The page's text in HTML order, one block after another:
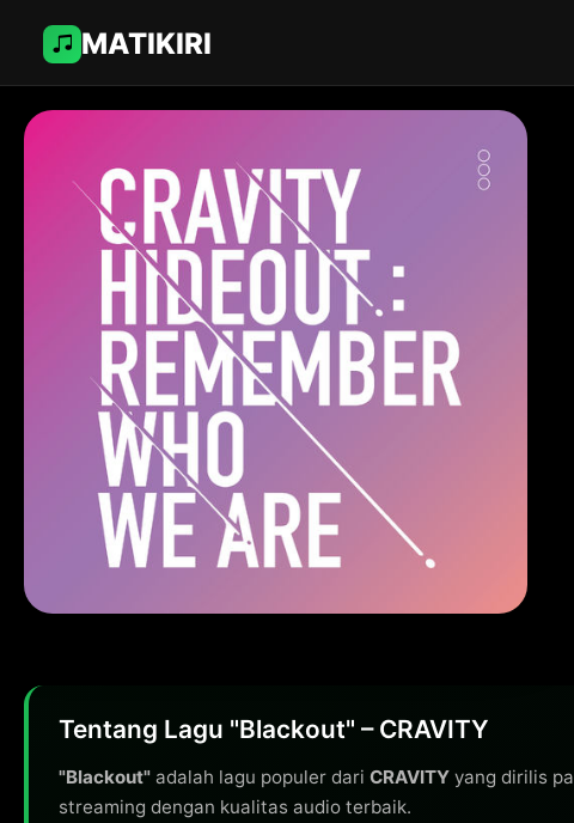
MATIKIRI
Tentang Lagu "Blackout" – CRAVITY
"Blackout" adalah lagu populer dari CRAVITY yang dirilis
streaming dengan kualitas audio terbaik.